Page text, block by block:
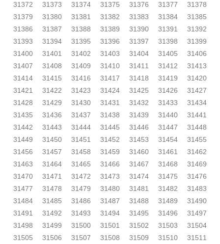
31372
31373 31374 31375 31376 31377
31378
31379
31380 31381 31382 31383 31384
31385
31386
31387 31388 31389 31390 31391
31392
31393
31394 31395 31396 31397 31398
31399
31400
31401 31402 31403 31404 31405
31406
31407
31408 31409 31410 31411 31412
31413
31414
31415 31416 31417 31418 31419
31420
31421
31422 31423 31424 31425 31426
31427
31428
31429 31430 31431 31432 31433
31434
31435
31436 31437 31438 31439 31440
31441
31442
31443 31444 31445 31446 31447
31448
31449
31450 31451 31452 31453 31454
31455
31456
31457 31458 31459 31460 31461
31462
31463
31464 31465 31466 31467 31468
31469
31470
31471 31472 31473 31474 31475
31476
31477
31478 31479 31480 31481 31482
31483
31484
31485 31486 31487 31488 31489
31490
31491
31492 31493 31494 31495 31496
31497
31498
31499 31500 31501 31502 31503
31504
31505
31506 31507 31508 31509 31510
31511